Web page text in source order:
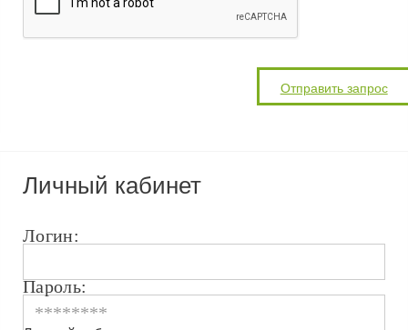
Личный кабинет
Логин:
Пароль: